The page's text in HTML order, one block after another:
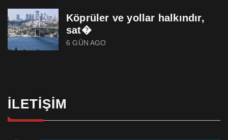
Köprüler ve yollar halkındır,
sat�
6 GÜN AGO
İLETIŞIM